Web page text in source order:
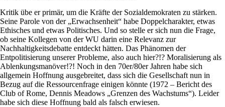
Kritik übe er primär, um die Kräfte der Sozialdemokraten zu stärken.
Seine Parole von der „Erwachsenheit“ habe Doppelcharakter, etwas
Ethisches und etwas Politisches. Und so stelle er sich nun die Frage,
ob seine Kollegen von der WU darin eine Relevanz zur
Nachhaltigkeitsdebatte entdeckt hätten. Das Phänomen der
Entpolitisierung unserer Probleme, also auch hier?!? Moralisierung als
Ablenkungsmanöver!?! Noch in den 70er/80er Jahren habe sich
allgemein Hoffnung ausgebreitet, dass sich die Gesellschaft nun in
Bezug auf die Ressourcenfrage einigen könnte (1972 – Bericht des
Club of Rome, Dennis Meadows „Grenzen des Wachstums“). Leider
habe sich diese Hoffnung bald als falsch erwiesen.